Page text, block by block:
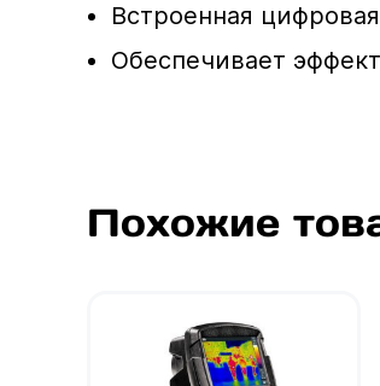
Встроенная
Обеспечивает
Похожие